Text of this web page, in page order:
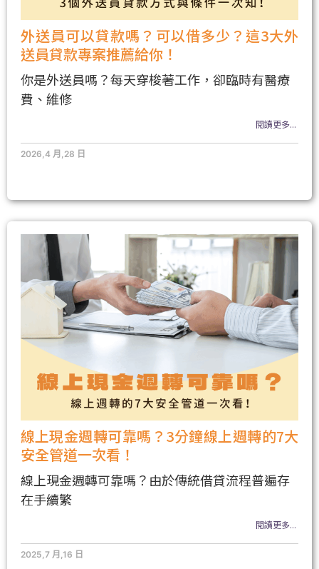
外送員可以貸款嗎？可以借多少？這3大外
送員貸款專案推薦給你！
你是外送員嗎？每天穿梭著工作，卻臨時有醫療
費、維修
閱讀更多...
2026,4 月,28 日
線上現金週轉可靠嗎？3分鐘線上週轉的7大
安全管道一次看！
線上現金週轉可靠嗎？由於傳統借貸流程普遍存
在手續繁
閱讀更多...
2025,7 月,16 日